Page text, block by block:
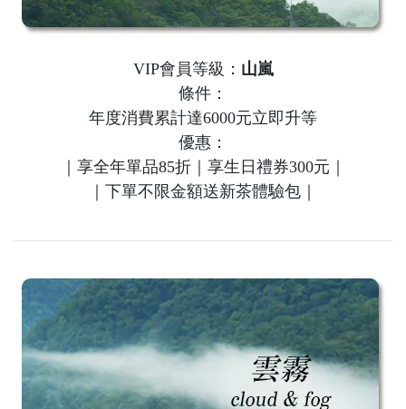
VIP會員等級： 山嵐
條件：
年度消費累計達6000元立即升等
優惠：
｜享全年單品85折｜享生日禮券300元｜
｜下單不限金額送新茶體驗包｜